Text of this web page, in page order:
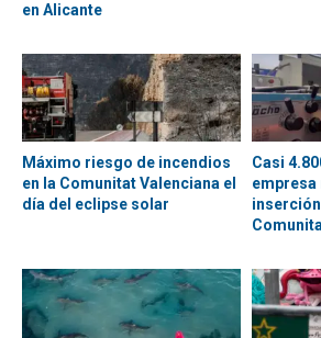
en Alicante
Máximo riesgo de incendios
en la Comunitat Valenciana el
día del eclipse solar
Casi